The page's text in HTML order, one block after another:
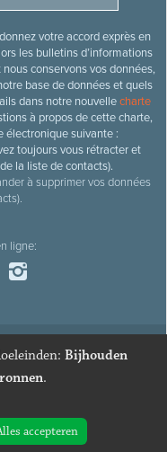
votre accord exprès en
les bulletins d’informations
conservons vos données,
base de données et quels
dans notre nouvellecharte
à propos de cette charte,
électronique suivante :
toujours vous rétracter et
la liste de contacts).
à supprimer vos données
ligne:
Bijhouden
.
accepteren